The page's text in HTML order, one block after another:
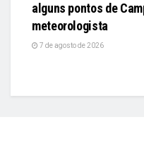
alguns pontos de
meteorologista
7 de agosto de 2026